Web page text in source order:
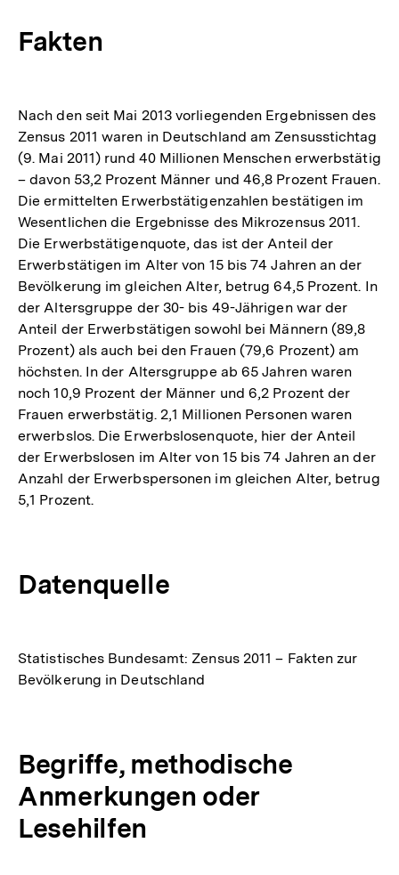
Fakten
Nach den seit Mai 2013 vorliegenden Ergebnissen des
Zensus 2011 waren in Deutschland am Zensusstichtag
(9. Mai 2011) rund 40 Millionen Menschen erwerbstätig
– davon 53,2 Prozent Männer und 46,8 Prozent Frauen.
Die ermittelten Erwerbstätigenzahlen bestätigen im
Wesentlichen die Ergebnisse des Mikrozensus 2011.
Die Erwerbstätigenquote, das ist der Anteil der
Erwerbstätigen im Alter von 15 bis 74 Jahren an der
Bevölkerung im gleichen Alter, betrug 64,5 Prozent. In
der Altersgruppe der 30- bis 49-Jährigen war der
Anteil der Erwerbstätigen sowohl bei Männern (89,8
Prozent) als auch bei den Frauen (79,6 Prozent) am
höchsten. In der Altersgruppe ab 65 Jahren waren
noch 10,9 Prozent der Männer und 6,2 Prozent der
Frauen erwerbstätig. 2,1 Millionen Personen waren
erwerbslos. Die Erwerbslosenquote, hier der Anteil
der Erwerbslosen im Alter von 15 bis 74 Jahren an der
Anzahl der Erwerbspersonen im gleichen Alter, betrug
5,1 Prozent.
Datenquelle
Statistisches Bundesamt: Zensus 2011 – Fakten zur
Bevölkerung in Deutschland
Begriffe, methodische
Anmerkungen oder
Lesehilfen